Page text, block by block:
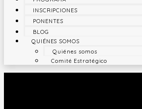
INSCRIPCIONES
PONENTES
BLOG
QUIÉNES SOMOS
Quiénes somos
Comité Estratégico